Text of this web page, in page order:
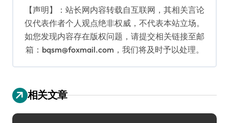
【声明】：站长网内容转载自互联网，其相关言论
仅代表作者个人观点绝非权威，不代表本站立场。
如您发现内容存在版权问题，请提交相关链接至邮
箱：bqsm@foxmail.com，我们将及时予以处理。
相关文章